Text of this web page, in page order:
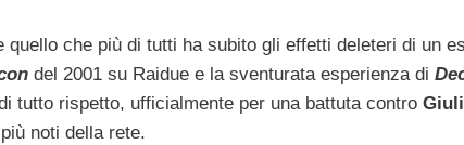
quello che più di tutti ha subito gli effetti deleteri di un
del 2001 su Raidue e la sventurata esperienza di
tutto rispetto, ufficialmente per una battuta contro
noti della rete.